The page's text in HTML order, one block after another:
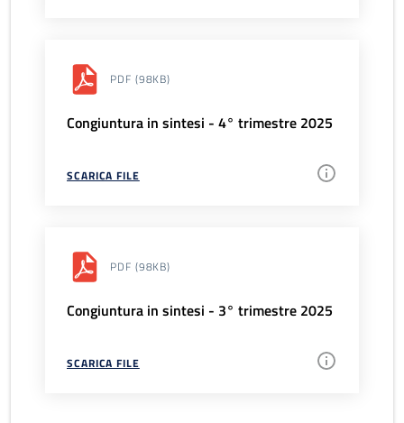
PDF (98KB)
Congiuntura in sintesi - 4° trimestre 2025
SCARICA FILE
PDF (98KB)
Congiuntura in sintesi - 3° trimestre 2025
SCARICA FILE